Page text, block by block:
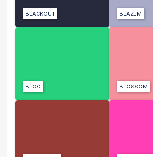
BLACKOUT BLAZEM
BLOG BLOSSOM